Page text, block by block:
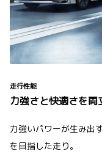
走行性能
力強さと快適さを両
力強いパワーが生み出
を目指した走り。